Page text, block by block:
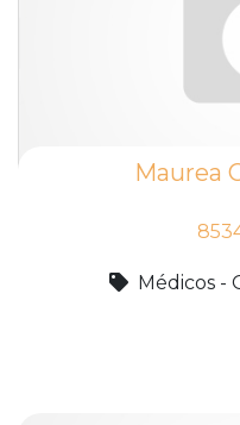
Maurea
Médicos -